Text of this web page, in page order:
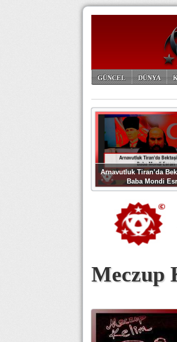
GÜNCEL DÜNYA
Arnavutluk Tiran’da
Baba Mondi
Meczup